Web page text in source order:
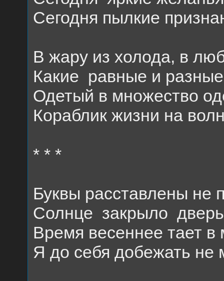
Сегодня пылкие
В жару из холода, в
Какие равные и
Одетый в множество
Кораблик жизни на
* * *
Буквы расставлены не
Солнце закрыло
Время весеннее тает в
Я до себя добежать не